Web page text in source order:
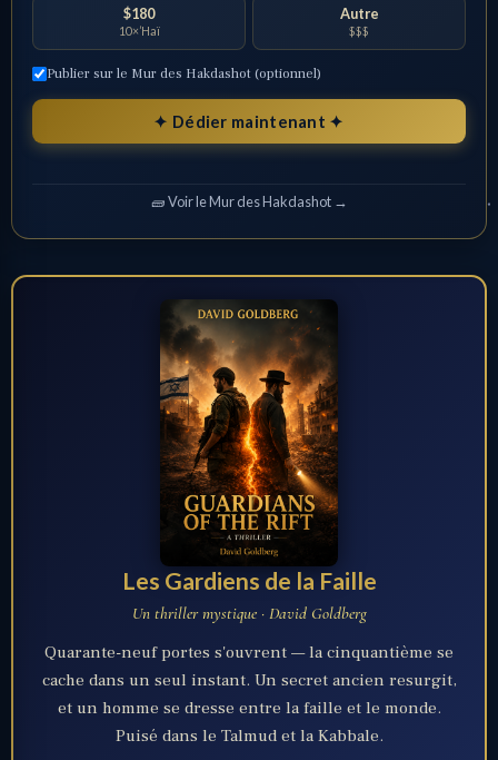
$180
10×’Haï
Autre
$$$
Publier sur le Mur des Hakdashot (optionnel)
✦ Dédier maintenant ✦
🧱 Voir le Mur des Hakdashot →
Les Gardiens de la Faille
Un thriller mystique · David Goldberg
Quarante-neuf portes s'ouvrent — la cinquantième se
cache dans un seul instant. Un secret ancien resurgit,
et un homme se dresse entre la faille et le monde.
Puisé dans le Talmud et la Kabbale.